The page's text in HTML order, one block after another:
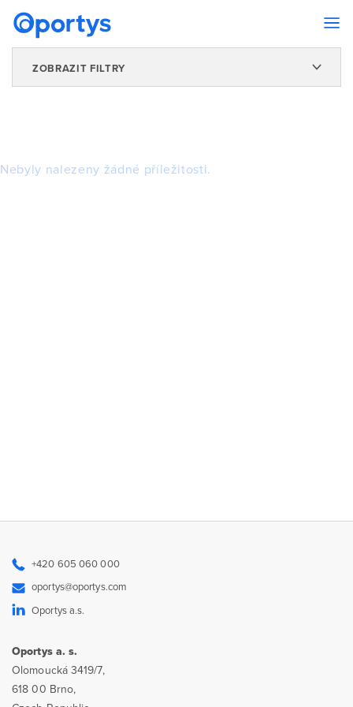
ZOBRAZIT FILTRY
Nebyly nalezeny žádné příležitosti.
+420 605 060 000
oportys@oportys.com
Oportys a.s.
Oportys a. s.
Olomoucká 3419/7,
618 00 Brno,